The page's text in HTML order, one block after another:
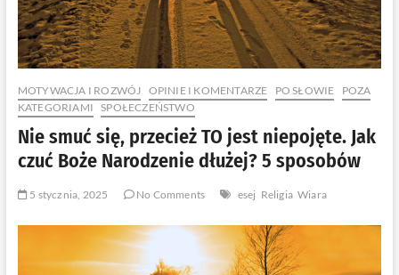
MOTYWACJA I ROZWÓJ OPINIE I KOMENTARZE PO SŁOWIE
POZA
KATEGORIAMI
SPOŁECZEŃSTWO
Nie smuć się, przecież TO jest niepojęte. Jak
czuć Boże Narodzenie dłużej? 5 sposobów
5 stycznia, 2025 No Comments esej Religia Wiara